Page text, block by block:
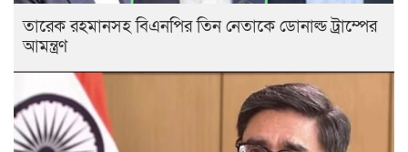
তারেক রহমানসহ বিএনপির তিন নেতাকে ডোনাল্ড ট্রাম্পের
আমন্ত্রণ